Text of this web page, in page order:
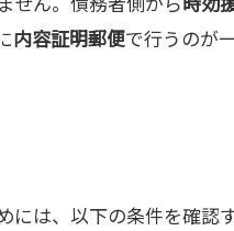
内容証明郵便で行うのが
には、以下の条件を確認